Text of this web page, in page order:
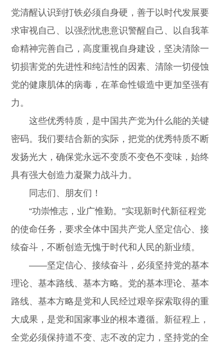
党清醒认识到打铁必须自身硬，善于以时代发展要
求审视自己、以强烈忧患意识警醒自己、以自我革
命精神完善自己，高度重视自身建设，坚决清除一
切损害党的先进性和纯洁性的因素、清除一切侵蚀
党的健康肌体的病毒，在革命性锻造中更加坚强有
力。
这些优秀特质，是中国共产党为什么能的关键
密码。我们要结合新的实际，把党的优秀特质不断
发扬光大，确保党永远不变质不变色不变味，始终
具有强大创造力凝聚力战斗力。
同志们、朋友们！
“功崇惟志，业广惟勤。”实现新时代新征程党
的使命任务，要求全体中国共产党人坚定信心、接
续奋斗，不断创造无愧于时代和人民的新业绩。
——坚定信心、接续奋斗，必须坚持党的基本
理论、基本路线、基本方略。党的基本理论、基本
路线、基本方略是党和人民经过艰辛探索取得的重
大成果，是党和国家事业的根本遵循。新征程上，
全党必须保持道不变、志不改的定力，坚持党的全